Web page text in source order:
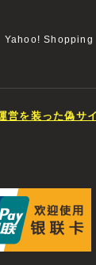
Yahoo! Shopping
営を装った偽サ